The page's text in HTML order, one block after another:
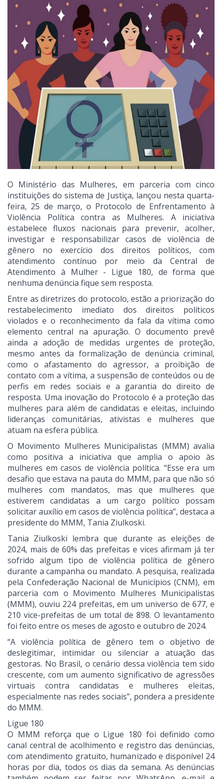
O Ministério das Mulheres, em parceria com cinco
instituições do sistema de Justiça, lançou nesta quarta-
feira, 25 de março, o Protocolo de Enfrentamento à
Violência Política contra as Mulheres. A iniciativa
estabelece fluxos nacionais para prevenir, acolher,
investigar e responsabilizar casos de violência de
gênero no exercício dos direitos políticos, com
atendimento contínuo por meio da Central de
Atendimento à Mulher - Ligue 180, de forma que
nenhuma denúncia fique sem resposta.
Entre as diretrizes do protocolo, estão a priorização do
restabelecimento imediato dos direitos políticos
violados e o reconhecimento da fala da vítima como
elemento central na apuração. O documento prevê
ainda a adoção de medidas urgentes de proteção,
mesmo antes da formalização de denúncia criminal,
como o afastamento do agressor, a proibição de
contato com a vítima, a suspensão de conteúdos ou de
perfis em redes sociais e a garantia do direito de
resposta. Uma inovação do Protocolo é a proteção das
mulheres para além de candidatas e eleitas, incluindo
lideranças comunitárias, ativistas e mulheres que
atuam na esfera pública.
O Movimento Mulheres Municipalistas (MMM) avalia
como positiva a iniciativa que amplia o apoio às
mulheres em casos de violência política. “Esse era um
desafio que estava na pauta do MMM, para que não só
mulheres com mandatos, mas que mulheres que
estiverem candidatas a um cargo político possam
solicitar auxílio em casos de violência política”, destaca a
presidente do MMM, Tania Ziulkoski.
Tania Ziulkoski lembra que durante as eleições de
2024, mais de 60% das prefeitas e vices afirmam já ter
sofrido algum tipo de violência política de gênero
durante a campanha ou mandato. A pesquisa, realizada
pela Confederação Nacional de Municípios (CNM), em
parceria com o Movimento Mulheres Municipalistas
(MMM), ouviu 224 prefeitas, em um universo de 677, e
210 vice-prefeitas de um total de 898. O levantamento
foi feito entre os meses de agosto e outubro de 2024.
“A violência política de gênero tem o objetivo de
deslegitimar, intimidar ou silenciar a atuação das
gestoras. No Brasil, o cenário dessa violência tem sido
crescente, com um aumento significativo de agressões
virtuais contra candidatas e mulheres eleitas,
especialmente nas redes sociais”, pondera a presidente
do MMM.
Ligue 180
O MMM reforça que o Ligue 180 foi definido como
canal central de acolhimento e registro das denúncias,
com atendimento gratuito, humanizado e disponível 24
horas por dia, todos os dias da semana. As denúncias